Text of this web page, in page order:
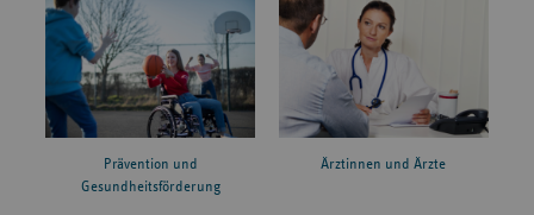
Prävention und
Gesundheitsförderung
Ärztinnen und Ärzte